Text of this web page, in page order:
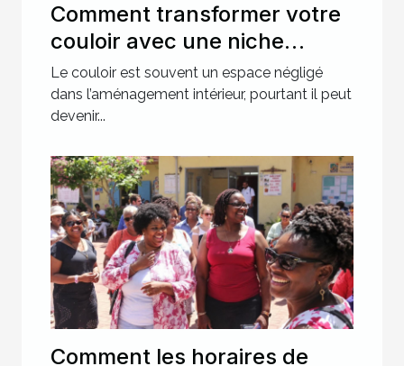
Comment transformer votre
couloir avec une niche
murale ?
Le couloir est souvent un espace négligé
dans l’aménagement intérieur, pourtant il peut
devenir...
Comment les horaires de